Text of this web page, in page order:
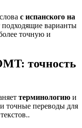
с испанского на
подходящие варианты
точную и
точность
терминологию и
точные переводы для